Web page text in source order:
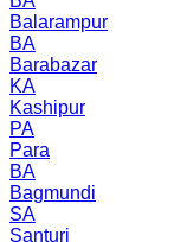
Balarampur
BA
Barabazar
KA
Kashipur
PA
Para
BA
Bagmundi
SA
Santuri